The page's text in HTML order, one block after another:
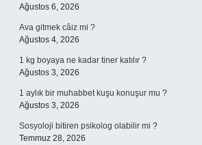
Ağustos 6, 2026
Ava gitmek câiz mi ?
Ağustos 4, 2026
1 kg boyaya ne kadar tiner katılır ?
Ağustos 3, 2026
1 aylık bir muhabbet kuşu konuşur mu ?
Ağustos 3, 2026
Sosyoloji bitiren psikolog olabilir mi ?
Temmuz 28, 2026